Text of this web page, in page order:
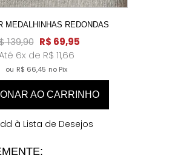
MEDALHINHAS REDONDAS
139,90 R$ 69,95
6x de R$ 11,66
ou R$ 66,45 no Pix
AO CARRINHO
à Lista de Desejos